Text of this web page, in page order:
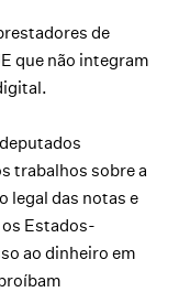
de
que não integram
trabalhos sobre a
legal das notas e
Estados-
ao dinheiro em